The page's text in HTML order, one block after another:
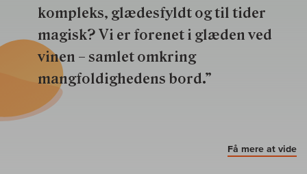
kompleks, glædesfyldt og til tider
magisk? Vi er forenet i glæden ved
vinen – samlet omkring
mangfoldighedens bord.”
Få mere at vide